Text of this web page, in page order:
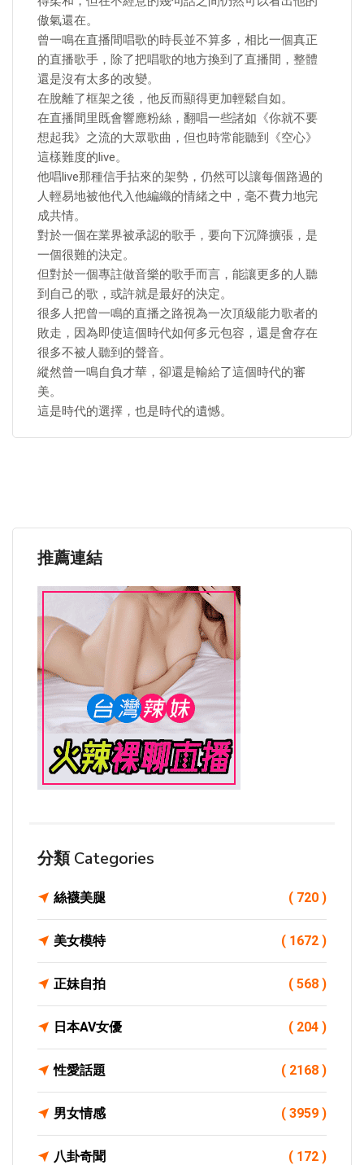
傲氣還在。
曾一鳴在直播間唱歌的時長並不算多，相比一個真正
的直播歌手，除了把唱歌的地方換到了直播間，整體
還是沒有太多的改變。
在脫離了框架之後，他反而顯得更加輕鬆自如。
在直播間里既會響應粉絲，翻唱一些諸如《你就不要
想起我》之流的大眾歌曲，但也時常能聽到《空心》
這樣難度的live。
他唱live那種信手拈來的架勢，仍然可以讓每個路過的
人輕易地被他代入他編織的情緒之中，毫不費力地完
成共情。
對於一個在業界被承認的歌手，要向下沉降擴張，是
一個很難的決定。
但對於一個專註做音樂的歌手而言，能讓更多的人聽
到自己的歌，或許就是最好的決定。
很多人把曾一鳴的直播之路視為一次頂級能力歌者的
敗走，因為即使這個時代如何多元包容，還是會存在
很多不被人聽到的聲音。
縱然曾一鳴自負才華，卻還是輸給了這個時代的審
美。
這是時代的選擇，也是時代的遺憾。
推薦連結
分類 Categories
絲襪美腿 ( 720 )
美女模特 ( 1672 )
正妹自拍 ( 568 )
日本AV女優 ( 204 )
性愛話題 ( 2168 )
男女情感 ( 3959 )
八卦奇聞 ( 172 )